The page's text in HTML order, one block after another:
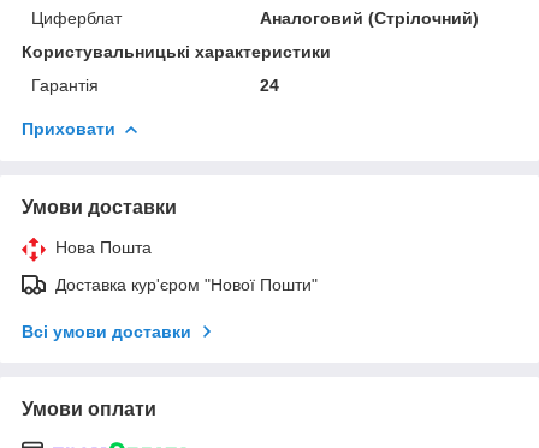
Циферблат
Аналоговий (Стрілочний)
Користувальницькі характеристики
Гарантія
24
Приховати
Умови доставки
Нова Пошта
Доставка кур'єром "Нової Пошти"
Всі умови доставки
Умови оплати